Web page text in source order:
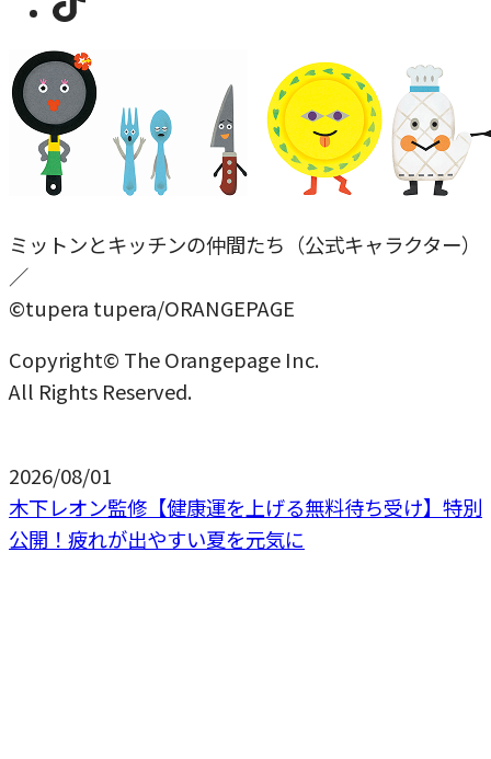
ミットンとキッチンの仲間たち（公式キャラクター）
／
©tupera tupera/ORANGEPAGE
Copyright© The Orangepage Inc.
All Rights Reserved.
2026/08/01
木下レオン監修【健康運を上げる無料待ち受け】特別
公開！疲れが出やすい夏を元気に